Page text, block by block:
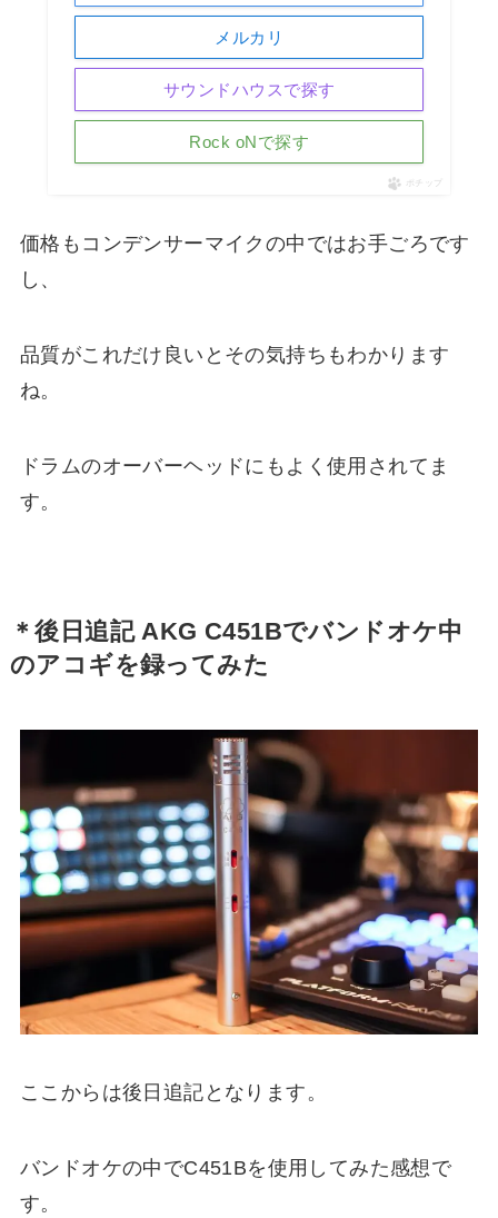
メルカリ
サウンドハウスで探す
Rock oNで探す
ポチップ
価格もコンデンサーマイクの中ではお手ごろです
し、
品質がこれだけ良いとその気持ちもわかります
ね。
ドラムのオーバーヘッドにもよく使用されてま
す。
＊後日追記 AKG C451Bでバンドオケ中
のアコギを録ってみた
ここからは後日追記となります。
バンドオケの中でC451Bを使用してみた感想で
す。